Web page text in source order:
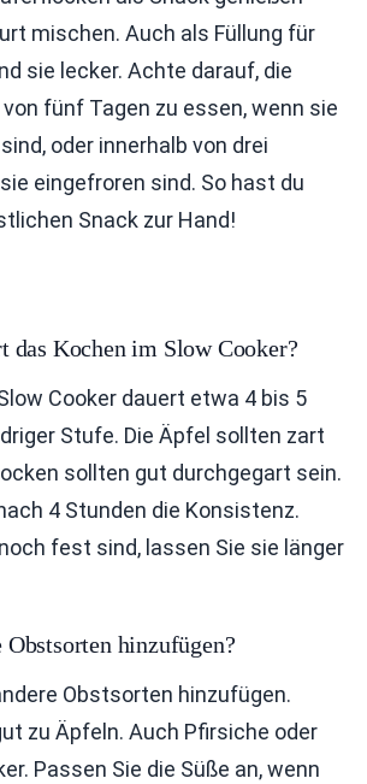
mischen. Auch als Füllung für
sie lecker. Achte darauf, die
fünf Tagen zu essen, wenn sie
oder innerhalb von drei
eingefroren sind. So hast du
Snack zur Hand!
das Kochen im Slow Cooker?
Cooker dauert etwa 4 bis 5
Stufe. Die Äpfel sollten zart
sollten gut durchgegart sein.
4 Stunden die Konsistenz.
fest sind, lassen Sie sie länger
Obstsorten hinzufügen?
Obstsorten hinzufügen.
zu Äpfeln. Auch Pfirsiche oder
Passen Sie die Süße an, wenn